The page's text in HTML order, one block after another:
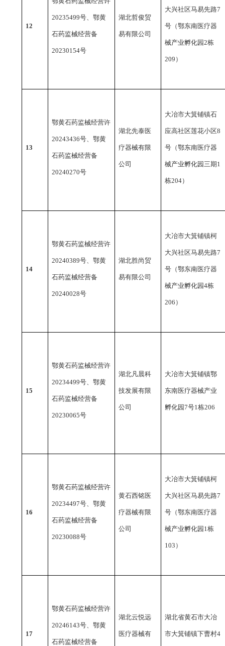
12
20235499号、鄂黄
石药监械经营备
20230154号
湖北哲俊贸
易有限公司
大兴社区马易先路7
号（鄂东南医疗器
械产业孵化园2栋
209）
13
鄂黄石药监械经营许
20243436号、鄂黄
石药监械经营备
20240270号
湖北先泰医
疗器械有限
公司
大冶市大箕铺镇石
应高社区莲花小区8
号（鄂东南医疗器
械产业孵化园三期1
栋204）
14
鄂黄石药监械经营许
20240389号、鄂黄
石药监械经营备
20240028号
湖北胜尚贸
易有限公司
大冶市大箕铺镇柯
大兴社区马易先路7
号（鄂东南医疗器
械产业孵化园4栋
206）
15
鄂黄石药监械经营许
20234499号、鄂黄
石药监械经营备
20230065号
湖北凡晨科
技发展有限
公司
大冶市大箕铺镇鄂
东南医疗器械产业
孵化园7号1栋206
16
鄂黄石药监械经营许
20234497号、鄂黄
石药监械经营备
20230088号
黄石西铭医
疗器械有限
公司
大冶市大箕铺镇柯
大兴社区马易先路7
号（鄂东南医疗器
械产业孵化园1栋
103）
17
鄂黄石药监械经营许
20246143号、鄂黄
石药监械经营备
湖北云悦远
医疗器械有
湖北省黄石市大冶
市大箕铺镇下曹村4